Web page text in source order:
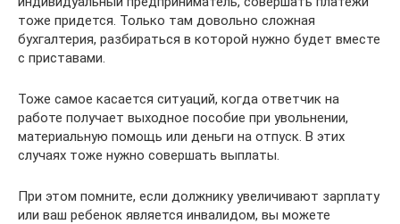
тоже придется. Только там довольно сложная
бухгалтерия, разбираться в которой нужно будет вместе
с приставами.
Тоже самое касается ситуаций, когда ответчик на
работе получает выходное пособие при увольнении,
материальную помощь или деньги на отпуск. В этих
случаях тоже нужно совершать выплаты.
При этом помните, если должнику увеличивают зарплату
или ваш ребенок является инвалидом, вы можете